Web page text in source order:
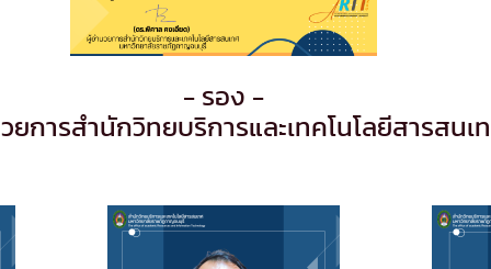
- รอง -
ยการสำนักวิทยบริการและเทคโนโลยีสารสนเ